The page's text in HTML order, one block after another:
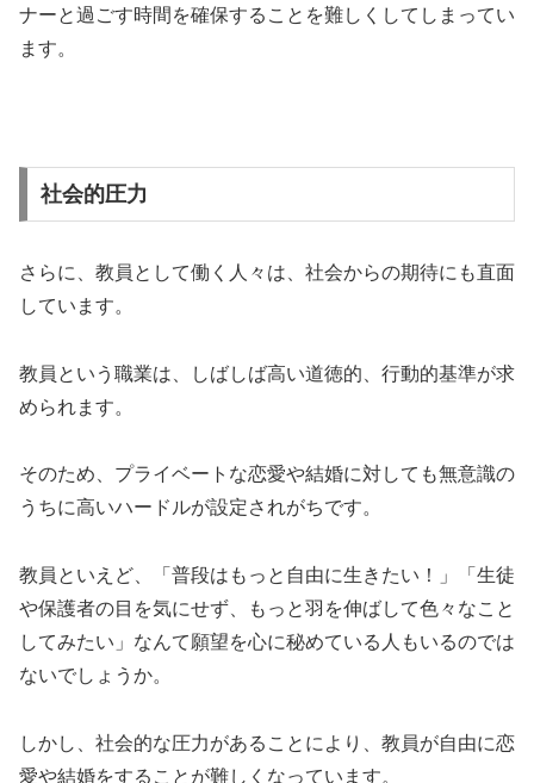
ナーと過ごす時間を確保することを難しくしてしまってい
ます。
社会的圧力
さらに、教員として働く人々は、社会からの期待にも直面
しています。
教員という職業は、しばしば高い道徳的、行動的基準が求
められます。
そのため、プライベートな恋愛や結婚に対しても無意識の
うちに高いハードルが設定されがちです。
教員といえど、「普段はもっと自由に生きたい！」「生徒
や保護者の目を気にせず、もっと羽を伸ばして色々なこと
してみたい」なんて願望を心に秘めている人もいるのでは
ないでしょうか。
しかし、社会的な圧力があることにより、教員が自由に恋
愛や結婚をすることが難しくなっています。